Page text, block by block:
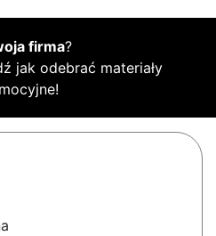
firma?
jak odebrać materiały